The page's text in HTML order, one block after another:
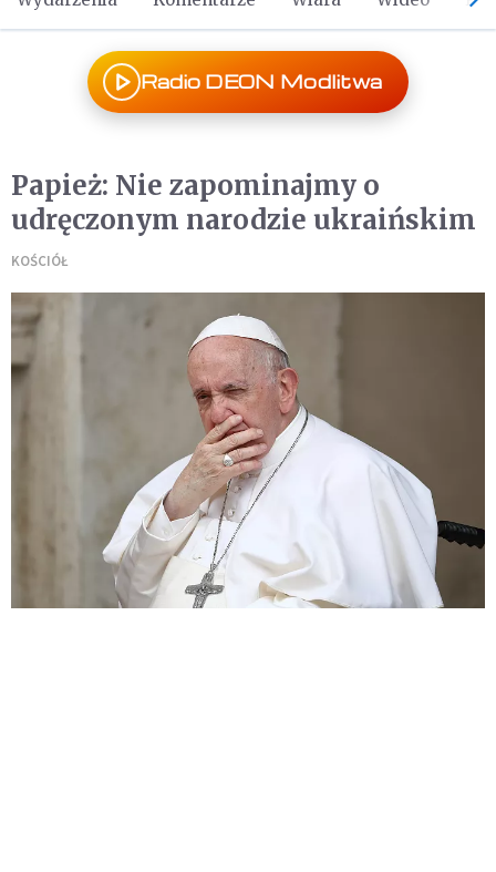
Radio DEON Modlitwa
Papież: Nie zapominajmy o
udręczonym narodzie ukraińskim
KOŚCIÓŁ